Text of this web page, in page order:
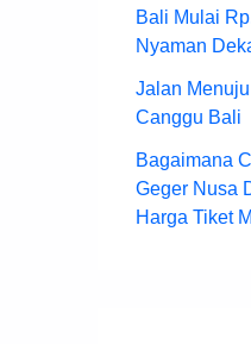
Bali Mulai
Nyaman
Jalan
Canggu Bali
Bagaimana
Geger Nusa
Harga Tiket